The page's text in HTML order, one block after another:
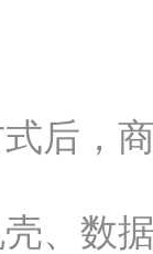
后，
、数